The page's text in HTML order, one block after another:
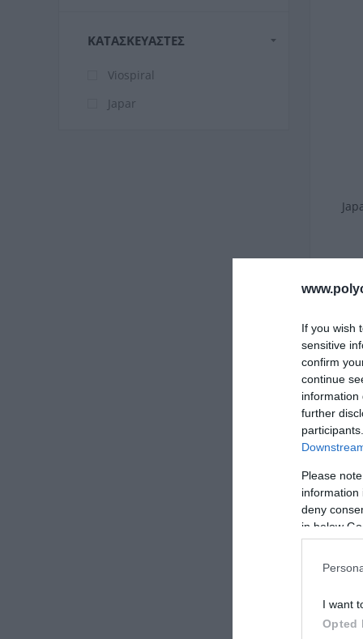
If you wish
sensitive
confirm
continue
information
further
Please
information
deny
in below
I want
Opted
ΚΑΤΑΣΚΕΥΑΣΤΈΣ
Viospiral
Japar